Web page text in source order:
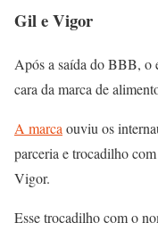
Gil e Vigor
Após a saída do BBB, o
cara da marca de
A marca ouviu os
parceria e trocadilho
Vigor.
Esse trocadilho com o